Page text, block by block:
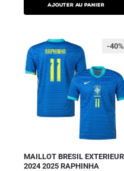
AJOUTER AU PANIER
-40%
MAILLOT BRESIL EXTERIEUR
2024 2025 RAPHINHA